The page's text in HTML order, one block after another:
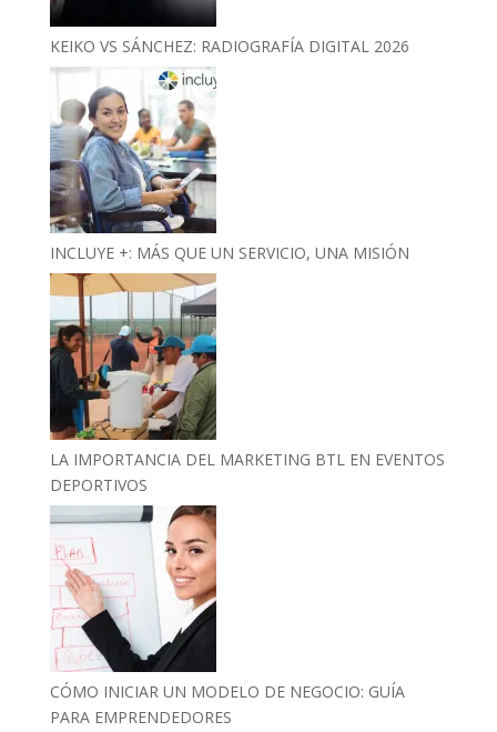
KEIKO VS SÁNCHEZ: RADIOGRAFÍA DIGITAL 2026
INCLUYE +: MÁS QUE UN SERVICIO, UNA MISIÓN
LA IMPORTANCIA DEL MARKETING BTL EN EVENTOS
DEPORTIVOS
CÓMO INICIAR UN MODELO DE NEGOCIO: GUÍA
PARA EMPRENDEDORES